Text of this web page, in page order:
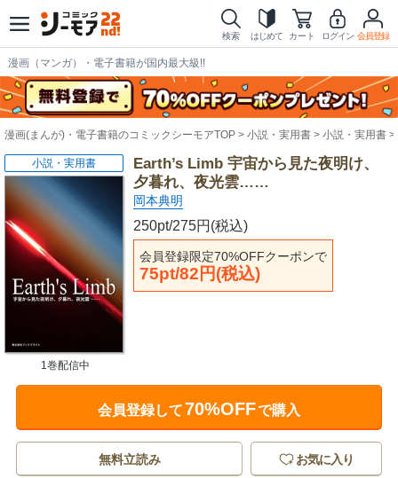
検索 はじめて カート ログイン 会員登録
漫画（マンガ）・電子書籍が国内最大級!!
漫画(まんが)・電子書籍のコミックシーモアTOP 小説・実用書 小説・実用書
Earth’s Limb 宇宙から見た夜明け、
夕暮れ、夜光雲……
岡本典明
250pt/275円(税込)
会員登録限定70%OFFクーポンで
75pt/82円(税込)
小説・実用書
1巻配信中
会員登録して70%OFFで購入
無料立読み お気に入り